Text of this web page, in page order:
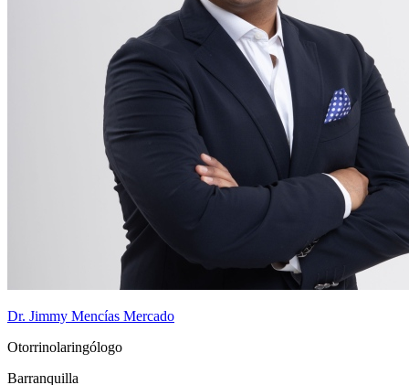
Dr. Jimmy Mencías Mercado
Otorrinolaringólogo
Barranquilla